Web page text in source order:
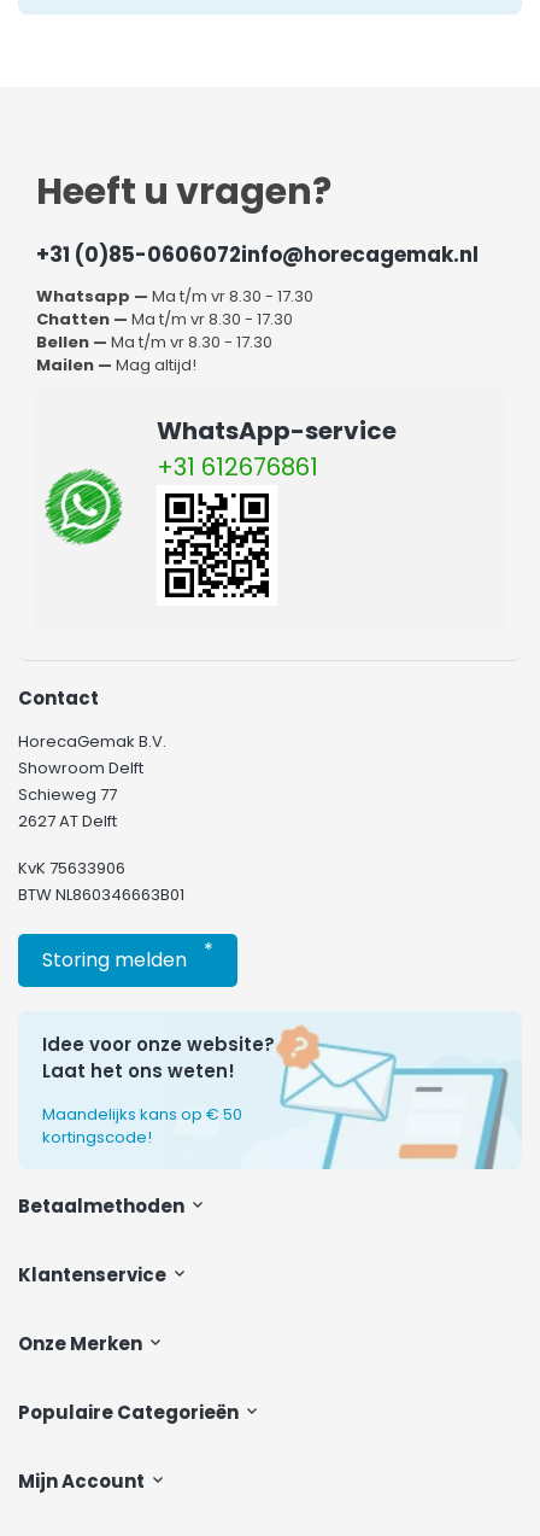
Heeft u vragen?
+31 (0)85-0606072info@horecagemak.nl
Whatsapp — Ma t/m vr 8.30 - 17.30
Chatten — Ma t/m vr 8.30 - 17.30
Bellen — Ma t/m vr 8.30 - 17.30
Mailen — Mag altijd!
WhatsApp-service
+31 612676861
Klantenservice
Onze Merken
Populaire Categorieën
Mijn Account
Contact
HorecaGemak B.V.
Showroom Delft
Schieweg 77
2627 AT Delft
KvK 75633906
BTW NL860346663B01
Storing melden *
Idee voor onze website?
Laat het ons weten!
Maandelijks kans op € 50
kortingscode!
Betaalmethoden